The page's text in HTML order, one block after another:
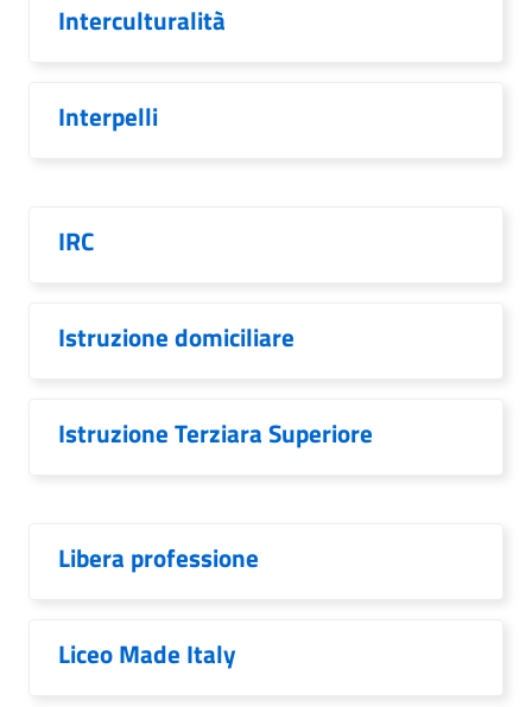
Interculturalità
Interpelli
IRC
Istruzione domiciliare
Istruzione Terziara Superiore
Libera professione
Liceo Made Italy